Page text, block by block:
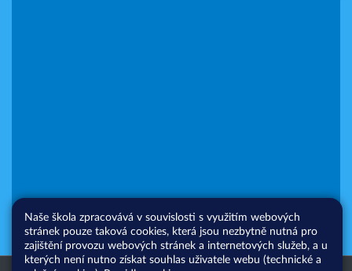
Naše škola zpracovává v souvislosti s využitím webových
stránek pouze taková cookies, která jsou nezbytně nutná pro
zajištění provozu webových stránek a internetových služeb, a u
kterých není nutno získat souhlas uživatele webu (technické a